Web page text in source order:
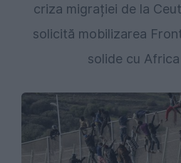
criza migrației de la
solicită mobilizarea
solide cu